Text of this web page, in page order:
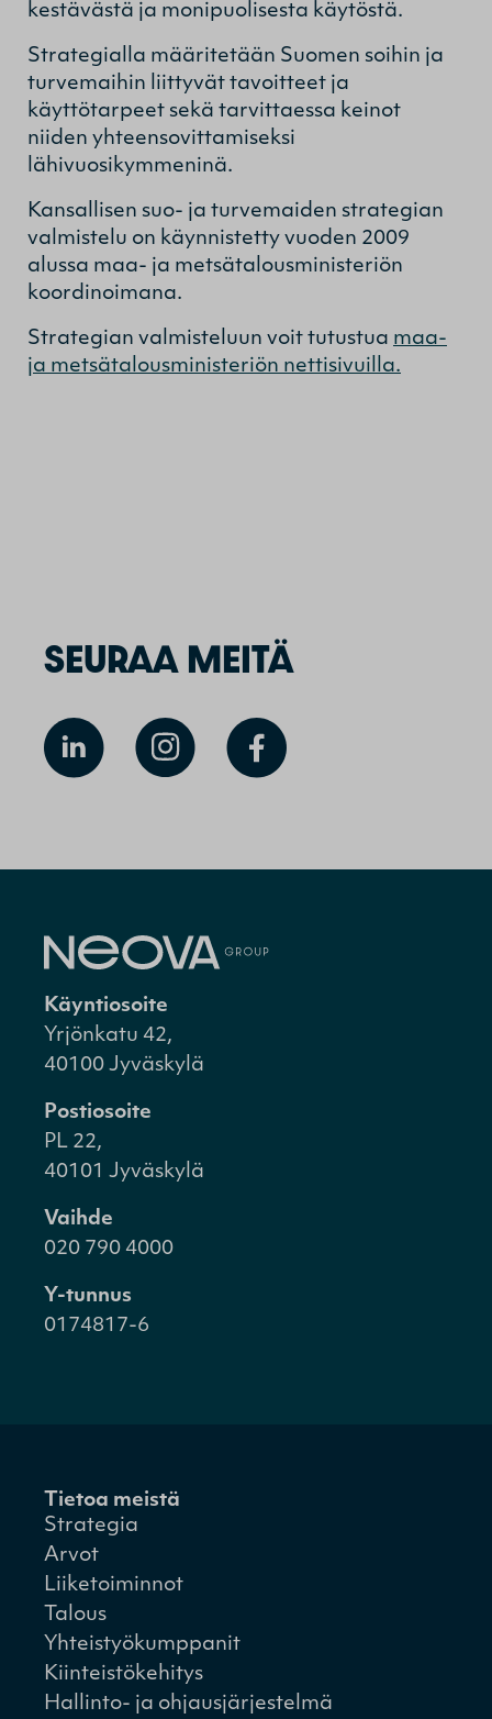
kestävästä ja monipuolisesta käytöstä.
Strategialla määritetään Suomen soihin ja
turvemaihin liittyvät tavoitteet ja
käyttötarpeet sekä tarvittaessa keinot
niiden yhteensovittamiseksi
lähivuosikymmeninä.
Kansallisen suo- ja turvemaiden strategian
valmistelu on käynnistetty vuoden 2009
alussa maa- ja metsätalousministeriön
koordinoimana.
Strategian valmisteluun voit tutustua maa-
ja metsätalousministeriön nettisivuilla.
SEURAA MEITÄ
Käyntiosoite
Yrjönkatu 42,
40100 Jyväskylä
Postiosoite
PL 22,
40101 Jyväskylä
Vaihde
020 790 4000
Y-tunnus
0174817-6
Tietoa meistä
Strategia
Arvot
Liiketoiminnot
Talous
Yhteistyökumppanit
Kiinteistökehitys
Hallinto- ja ohjausjärjestelmä